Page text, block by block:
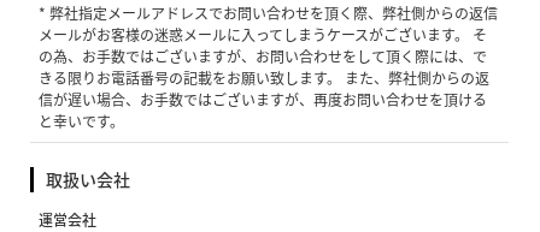
* 弊社指定メールアドレスでお問い合わせを頂く際、弊社側からの返信
メールがお客様の迷惑メールに入ってしまうケースがございます。 そ
の為、お手数ではございますが、お問い合わせをして頂く際には、で
きる限りお電話番号の記載をお願い致します。 また、弊社側からの返
信が遅い場合、お手数ではございますが、再度お問い合わせを頂ける
と幸いです。
取扱い会社
運営会社